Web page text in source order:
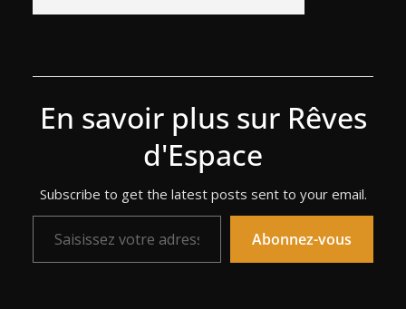
En savoir plus sur Rêves
d'Espace
Subscribe to get the latest posts sent to your email.
Saisissez votre adresse e-mail…
Abonnez-vous